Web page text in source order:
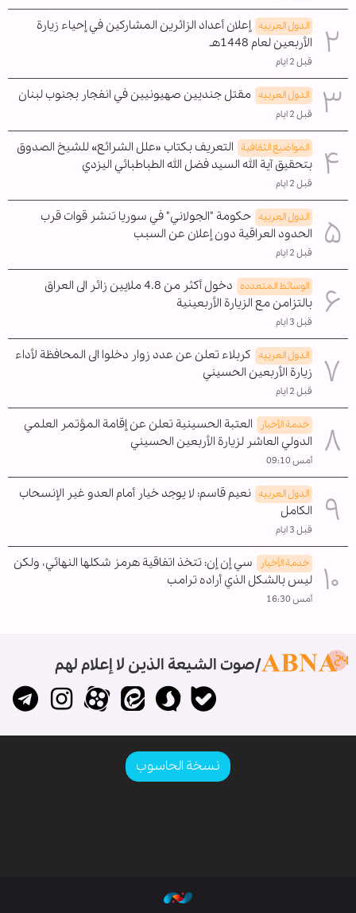
الدول العربیه إعلان أعداد الزائرين المشاركين في إحياء زيارة
الأربعين لعام 1448هـ
قبل 2 ايام
الدول العربیه مقتل جنديين صهيونيين في انفجار بجنوب لبنان
قبل 2 ايام
المواضیع الثقافية التعريف بكتاب «علل الشرائع» للشيخ الصدوق
بتحقيق آية الله السيد فضل الله الطباطبائي اليزدي
قبل 2 ايام
الدول العربیه حكومة "الجولاني" في سوريا تنشر قوات قرب
الحدود العراقية دون إعلان عن السبب
قبل 2 ايام
الوسائط المتعدده
دخول أكثر من 4.8 ملايين زائر الى العراق
بالتزامن مع الزيارة الأربعينية
قبل 3 ايام
الدول العربیه كربلاء تعلن عن عدد زوار دخلوا الى المحافظة لأداء
زيارة الأربعين الحسيني
قبل 2 ايام
خدمة الأخبار
العتبة الحسينية تعلن عن إقامة المؤتمر العلمي
الدولي العاشر لزيارة الأربعين الحسيني
أمس 09:10
الدول العربیه نعيم قاسم: لا يوجد خيار أمام العدو غير الإنسحاب
الکامل
قبل 3 ايام
خدمة الأخبار
سي إن إن: تتخذ اتفاقية هرمز شكلها النهائي، ولكن
ليس بالشكل الذي أراده ترامب
أمس 16:30
صوت الشيعة الذين لا إعلام لهم
نسخة الحاسوب